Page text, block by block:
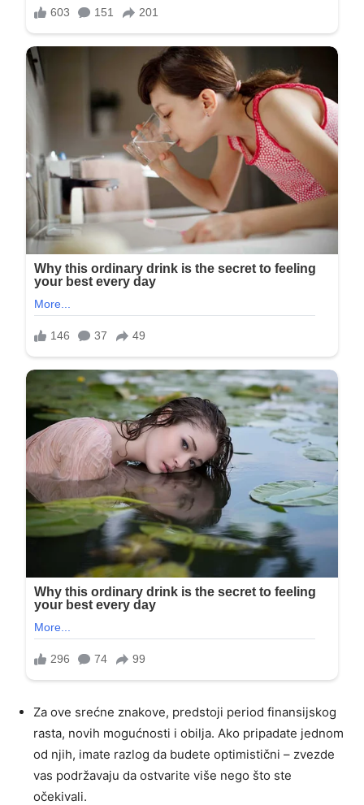
Za ove srećne znakove, predstoji period finansijskog
rasta, novih mogućnosti i obilja. Ako pripadate jednom
od njih, imate razlog da budete optimistični – zvezde
vas podržavaju da ostvarite više nego što ste
očekivali.